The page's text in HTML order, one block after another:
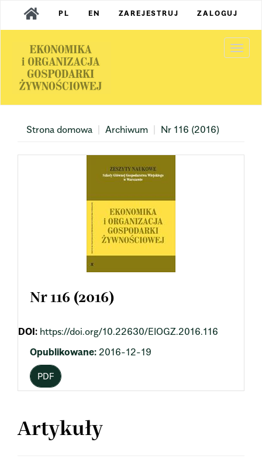
Main
Navigation
Content
Sidebar
PL EN ZAREJESTRUJ ZALOGUJ
Strona domowa Archiwum Nr 116 (2016)
Nr 116 (2016)
DOI: https://doi.org/10.22630/EIOGZ.2016.116
Opublikowane: 2016-12-19
PDF
Artykuły